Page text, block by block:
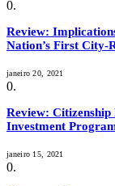
Review:
Nation’s First City-
janeiro 20, 2021
Review:
Investment
janeiro 15, 2021